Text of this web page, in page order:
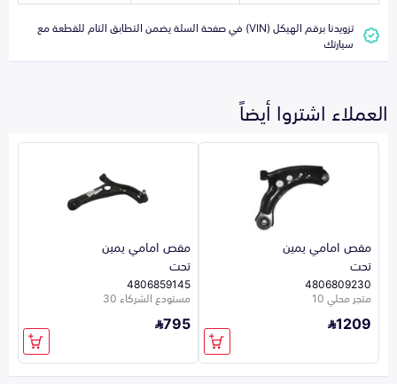
تزويدنا برقم الهيكل (VIN) في صفحة السلة يضمن التطابق التام للقطعة مع
سيارتك
العملاء اشتروا أيضاً
مقص امامي يمين
تحت
4806809230
متجر محلي 10
1209
مقص امامي يمين
تحت
4806859145
مستودع الشركاء 30
795